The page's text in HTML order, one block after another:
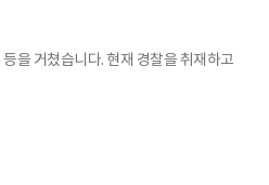
을 거쳤습니다. 현재 경찰을 취재하고